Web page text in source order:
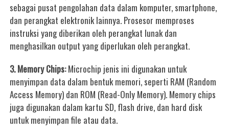
sebagai pusat pengolahan data dalam komputer, smartphone,
dan perangkat elektronik lainnya. Prosesor memproses
instruksi yang diberikan oleh perangkat lunak dan
menghasilkan output yang diperlukan oleh perangkat.
3. Memory Chips:Microchip jenis ini digunakan untuk
menyimpan data dalam bentuk memori, seperti RAM (Random
Access Memory) dan ROM (Read-Only Memory). Memory chips
juga digunakan dalam kartu SD, flash drive, dan hard disk
untuk menyimpan file atau data.